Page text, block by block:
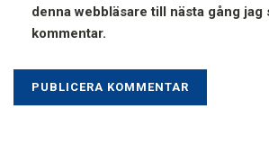
denna webbläsare till nästa gång jag
kommentar.